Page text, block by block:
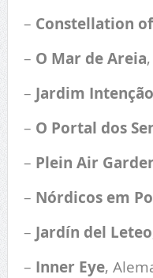
– Constellation
– O Mar de Areia
– Jardim
– O Portal dos
– Plein Air
– Nórdicos em
– Jardín del Leteo
– Inner Eye,